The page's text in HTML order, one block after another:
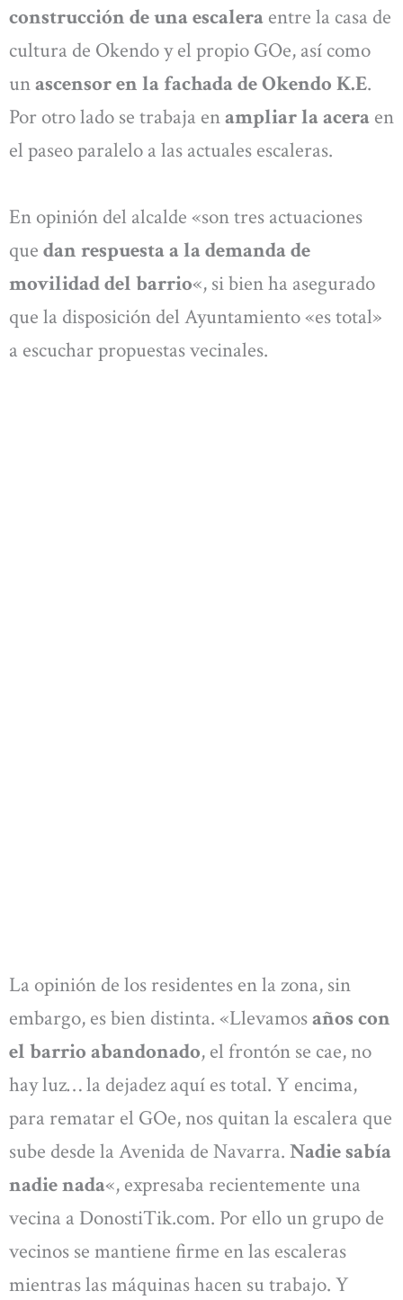
construcción de una escalera entre la casa de
cultura de Okendo y el propio GOe, así como
unascensor en la fachada de Okendo K.E.
Por otro lado se trabaja enampliar la acera en
el paseo paralelo a las actuales escaleras.
En opinión del alcalde «son tres actuaciones
que dan respuesta a la demanda de
movilidad del barrio«, si bien ha asegurado
que la disposición del Ayuntamiento «es total»
a escuchar propuestas vecinales.
La opinión de los residentes en la zona, sin
embargo, es bien distinta. «Llevamosaños con
el barrio abandonado, el frontón se cae, no
hay luz… la dejadez aquí es total. Y encima,
para rematar el GOe, nos quitan la escalera que
sube desde la Avenida de Navarra. Nadie sabía
nadie nada«, expresaba recientemente una
vecina a DonostiTik.com. Por ello un grupo de
vecinos se mantiene firme en las escaleras
mientras las máquinas hacen su trabajo. Y